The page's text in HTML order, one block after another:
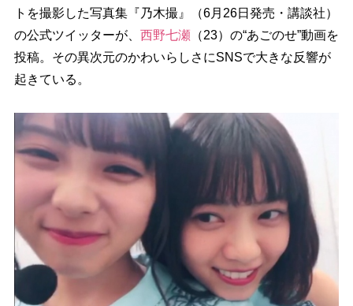
トを撮影した写真集『乃木撮』（6月26日発売・講談社）
の公式ツイッターが、 西野七瀬（23）の“あごのせ”動画を
投稿。その異次元のかわいらしさにSNSで大きな反響が
起きている。